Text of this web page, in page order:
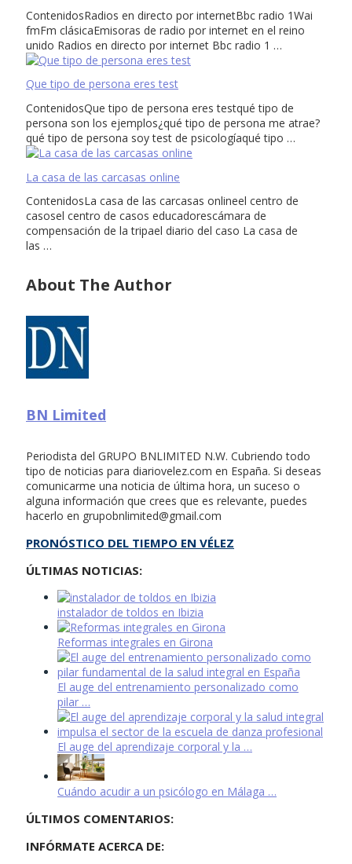
ContenidosRadios en directo por internetBbc radio 1Wai
fmFm clásicaEmisoras de radio por internet en el reino
unido Radios en directo por internet Bbc radio 1 …
Que tipo de persona eres test
ContenidosQue tipo de persona eres testqué tipo de
persona son los ejemplos¿qué tipo de persona me atrae?
qué tipo de persona soy test de psicologíaqué tipo …
La casa de las carcasas online
ContenidosLa casa de las carcasas onlineel centro de
casosel centro de casos educadorescámara de
compensación de la tripael diario del caso La casa de
las …
About The Author
BN Limited
Periodista del GRUPO BNLIMITED N.W. Cubriendo todo
tipo de noticias para diariovelez.com en España. Si deseas
comunicarme una noticia de última hora, un suceso o
alguna información que crees que es relevante, puedes
hacerlo en grupobnlimited@gmail.com
PRONÓSTICO DEL TIEMPO EN VÉLEZ
ÚLTIMAS NOTICIAS:
instalador de toldos en Ibizia
Reformas integrales en Girona
El auge del entrenamiento personalizado como
pilar …
El auge del aprendizaje corporal y la …
Cuándo acudir a un psicólogo en Málaga …
ÚLTIMOS COMENTARIOS:
INFÓRMATE ACERCA DE: